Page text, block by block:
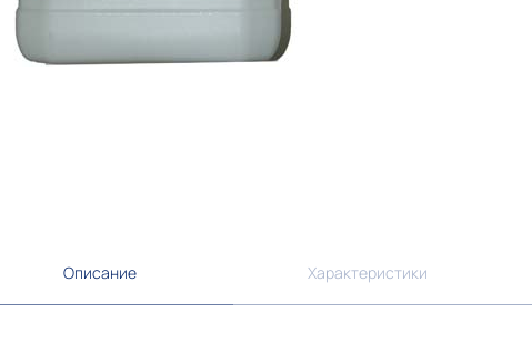
Описание Характеристики